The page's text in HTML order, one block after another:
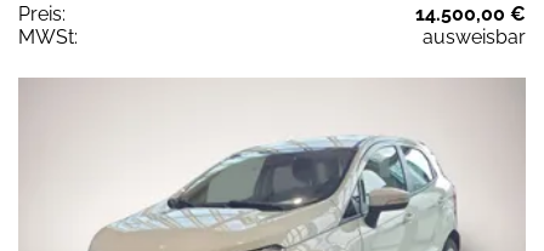
Preis:
14.500,00 €
MWSt:
ausweisbar